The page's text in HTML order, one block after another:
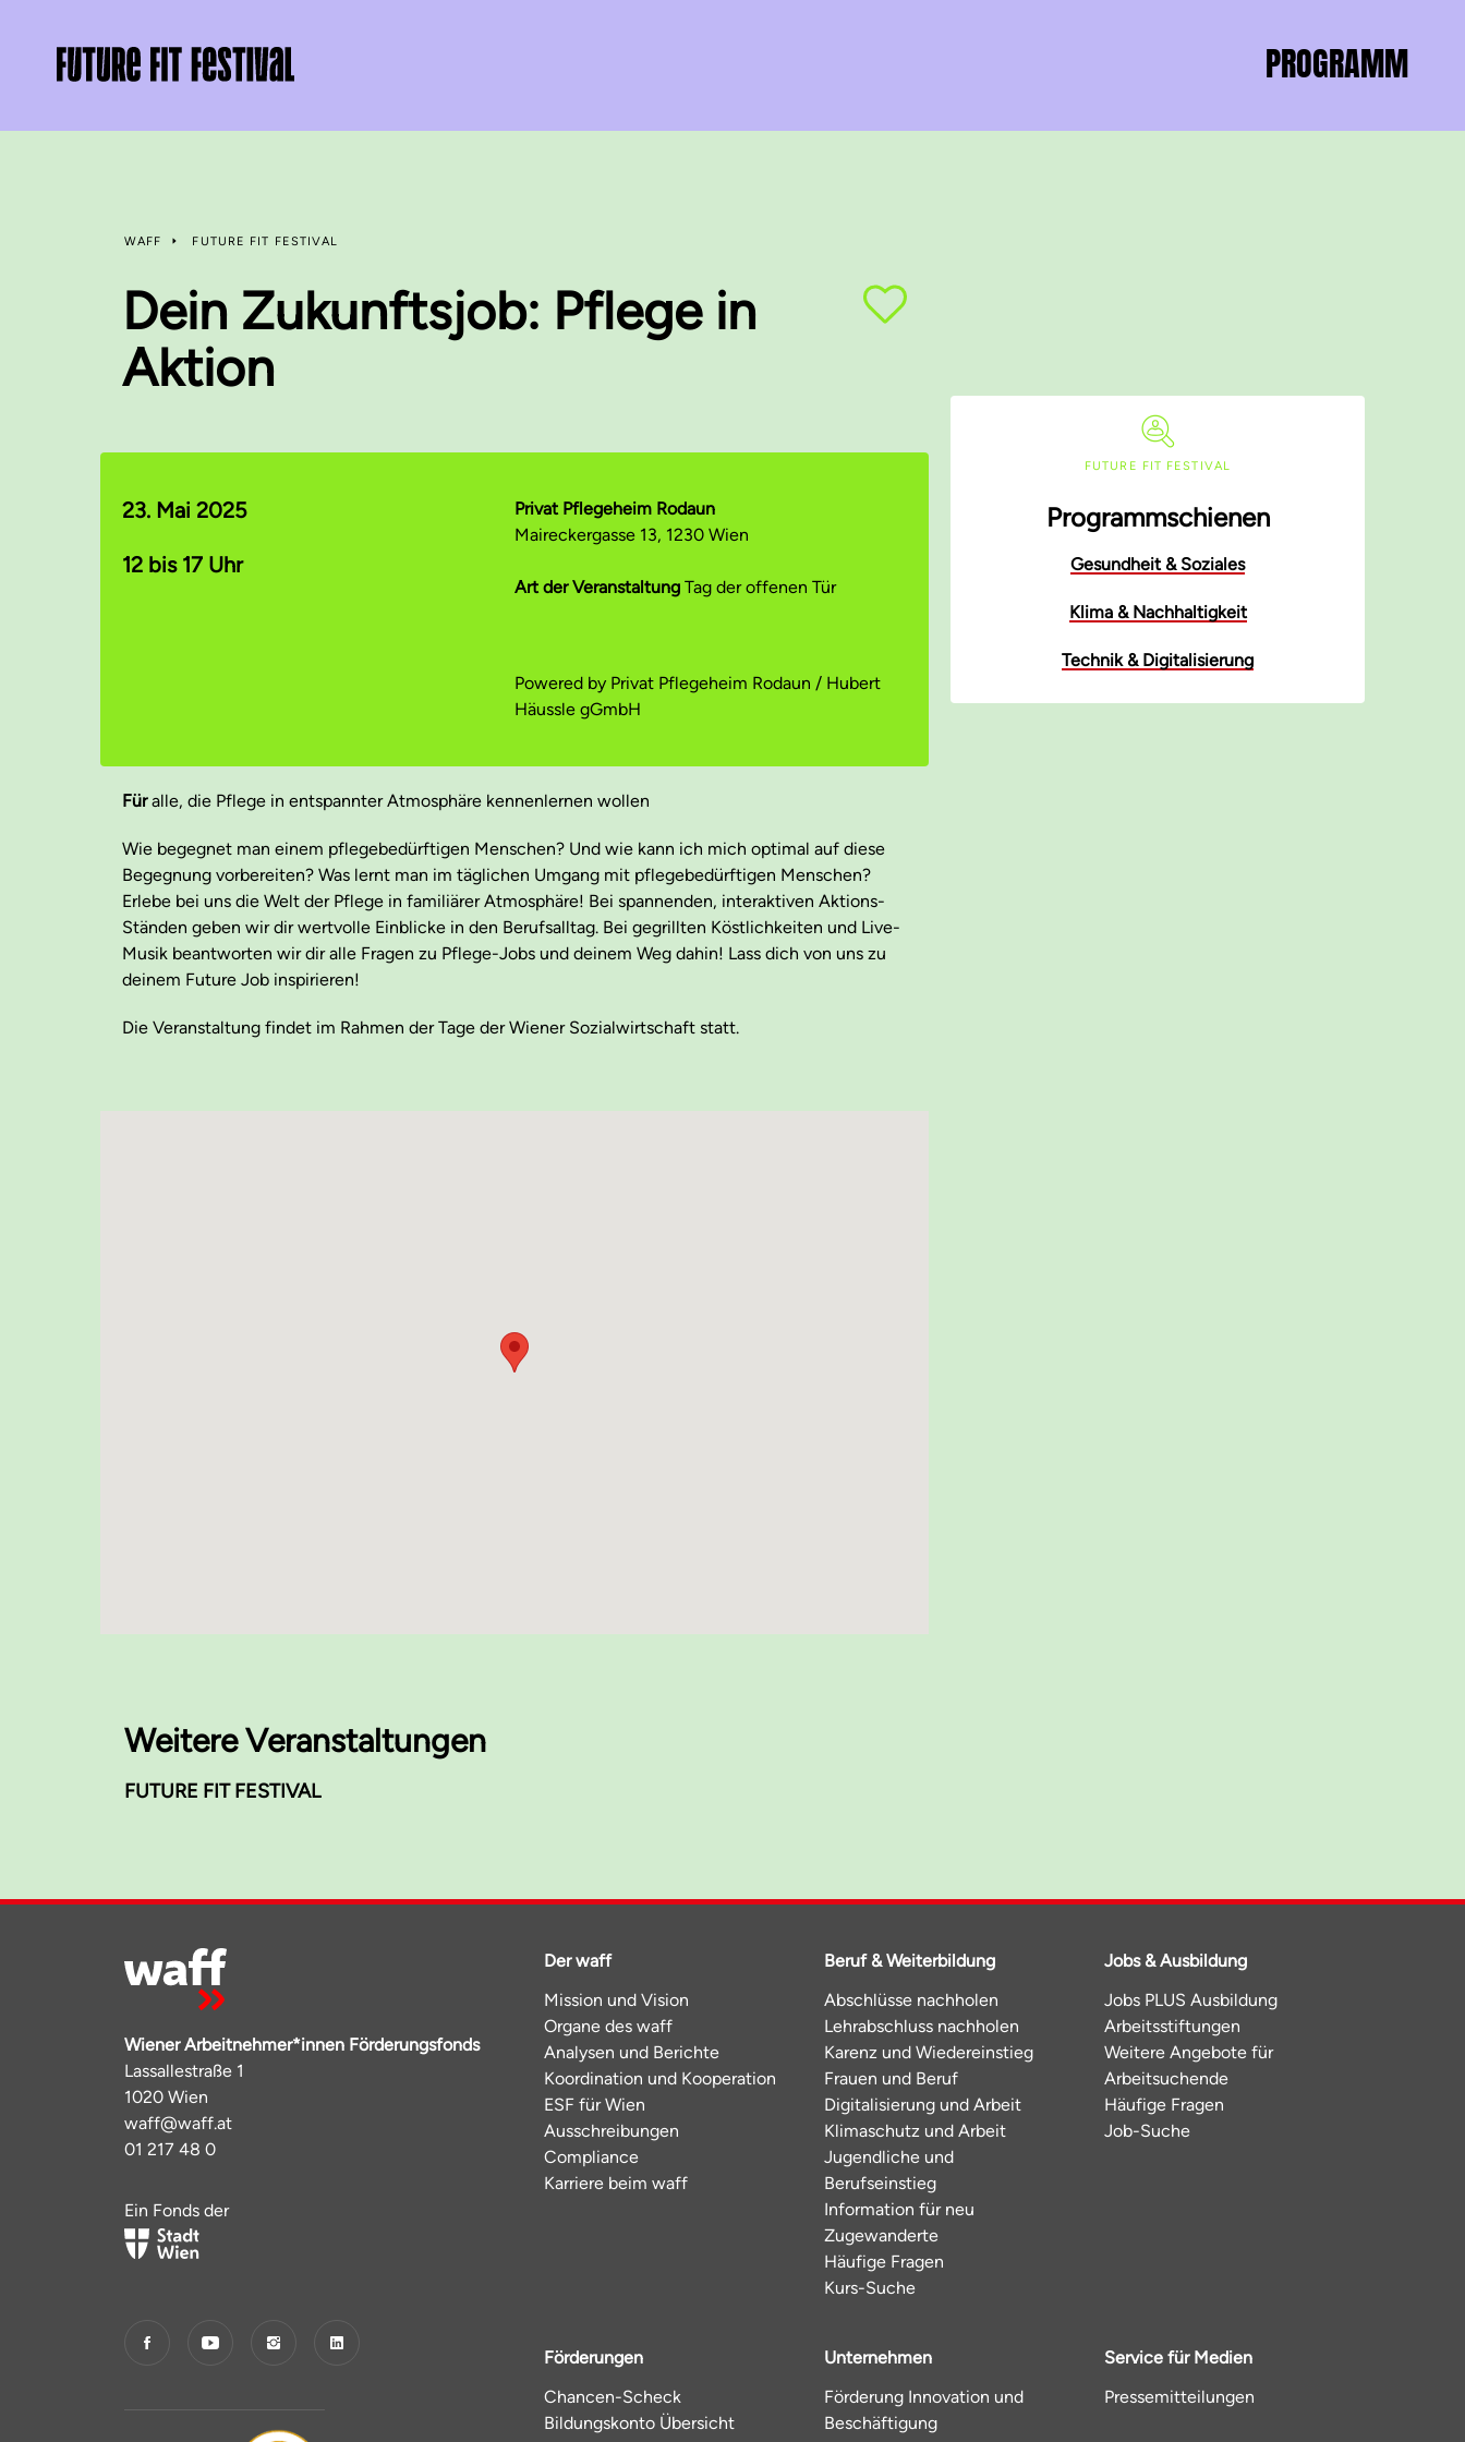
PROGRAMM
WAFF FUTURE FIT FESTIVAL
Dein Zukunftsjob: Pflege in
Aktion
23. Mai 2025
12 bis 17 Uhr
Privat Pflegeheim Rodaun
Maireckergasse 13, 1230 Wien
Art der Veranstaltung Tag der offenen Tür
Powered by Privat Pflegeheim Rodaun / Hubert
Häussle gGmbH
Füralle, die Pflege in entspannter Atmosphäre kennenlernen wollen
Wie begegnet man einem pflegebedürftigen Menschen? Und wie kann ich mich optimal auf diese
Begegnung vorbereiten? Was lernt man im täglichen Umgang mit pflegebedürftigen Menschen?
Erlebe bei uns die Welt der Pflege in familiärer Atmosphäre! Bei spannenden, interaktiven Aktions-
Ständen geben wir dir wertvolle Einblicke in den Berufsalltag. Bei gegrillten Köstlichkeiten und Live-
Musik beantworten wir dir alle Fragen zu Pflege-Jobs und deinem Weg dahin! Lass dich von uns zu
deinem Future Job inspirieren!
Die Veranstaltung findet im Rahmen der Tage der Wiener Sozialwirtschaft statt.
FUTURE FIT FESTIVAL
Programmschienen
Gesundheit & Soziales
Klima & Nachhaltigkeit
Technik & Digitalisierung
Weitere Veranstaltungen
FUTURE FIT FESTIVAL
Wiener Arbeitnehmer*innen Förderungsfonds
Lassallestraße 1
1020 Wien
waff@waff.at
01 217 48 0
Ein Fonds der
Der waff
Mission und Vision
Organe des waff
Analysen und Berichte
Koordination und Kooperation
ESF für Wien
Ausschreibungen
Compliance
Karriere beim waff
Beruf & Weiterbildung
Abschlüsse nachholen
Lehrabschluss nachholen
Karenz und Wiedereinstieg
Frauen und Beruf
Digitalisierung und Arbeit
Klimaschutz und Arbeit
Jugendliche und
Berufseinstieg
Information für neu
Zugewanderte
Häufige Fragen
Kurs-Suche
Jobs & Ausbildung
Jobs PLUS Ausbildung
Arbeitsstiftungen
Weitere Angebote für
Arbeitsuchende
Häufige Fragen
Job-Suche
Förderungen
Chancen-Scheck
Bildungskonto Übersicht
Unternehmen
Förderung Innovation und
Beschäftigung
Service für Medien
Pressemitteilungen